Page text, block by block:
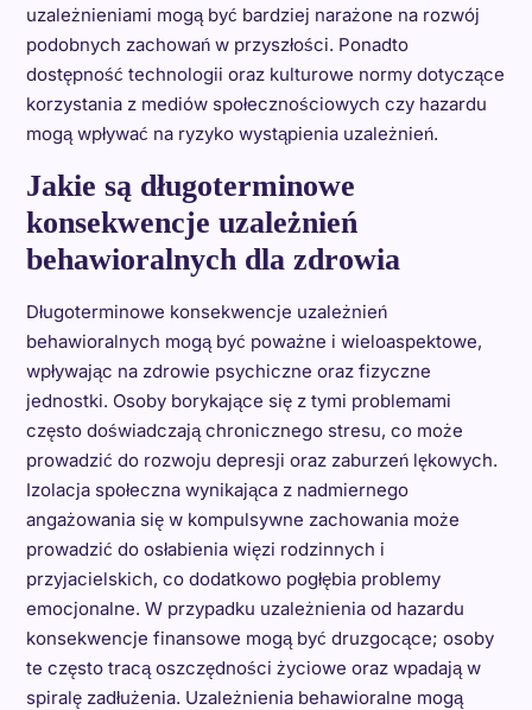
uzależnieniami mogą być bardziej narażone na rozwój
podobnych zachowań w przyszłości. Ponadto
dostępność technologii oraz kulturowe normy dotyczące
korzystania z mediów społecznościowych czy hazardu
mogą wpływać na ryzyko wystąpienia uzależnień.
Jakie są długoterminowe
konsekwencje uzależnień
behawioralnych dla zdrowia
Długoterminowe konsekwencje uzależnień
behawioralnych mogą być poważne i wieloaspektowe,
wpływając na zdrowie psychiczne oraz fizyczne
jednostki. Osoby borykające się z tymi problemami
często doświadczają chronicznego stresu, co może
prowadzić do rozwoju depresji oraz zaburzeń lękowych.
Izolacja społeczna wynikająca z nadmiernego
angażowania się w kompulsywne zachowania może
prowadzić do osłabienia więzi rodzinnych i
przyjacielskich, co dodatkowo pogłębia problemy
emocjonalne. W przypadku uzależnienia od hazardu
konsekwencje finansowe mogą być druzgocące; osoby
te często tracą oszczędności życiowe oraz wpadają w
spiralę zadłużenia. Uzależnienia behawioralne mogą